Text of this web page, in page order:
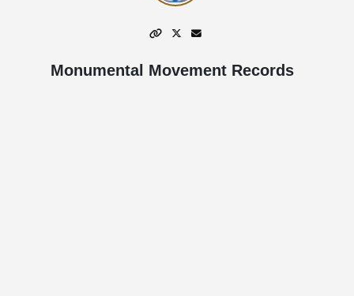
Monumental Movement Records